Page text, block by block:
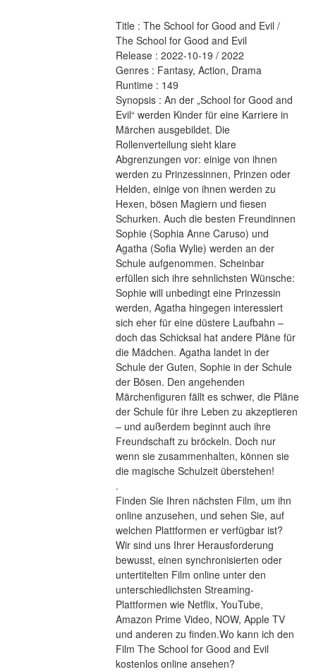
Title : The School for Good and Evil /
The School for Good and Evil
Release : 2022-10-19 / 2022
Genres : Fantasy, Action, Drama
Runtime : 149
Synopsis : An der „School for Good and
Evil“ werden Kinder für eine Karriere in
Märchen ausgebildet. Die
Rollenverteilung sieht klare
Abgrenzungen vor: einige von ihnen
werden zu Prinzessinnen, Prinzen oder
Helden, einige von ihnen werden zu
Hexen, bösen Magiern und fiesen
Schurken. Auch die besten Freundinnen
Sophie (Sophia Anne Caruso) und
Agatha (Sofia Wylie) werden an der
Schule aufgenommen. Scheinbar
erfüllen sich ihre sehnlichsten Wünsche:
Sophie will unbedingt eine Prinzessin
werden, Agatha hingegen interessiert
sich eher für eine düstere Laufbahn –
doch das Schicksal hat andere Pläne für
die Mädchen. Agatha landet in der
Schule der Guten, Sophie in der Schule
der Bösen. Den angehenden
Märchenfiguren fällt es schwer, die Pläne
der Schule für ihre Leben zu akzeptieren
– und außerdem beginnt auch ihre
Freundschaft zu bröckeln. Doch nur
wenn sie zusammenhalten, können sie
die magische Schulzeit überstehen!
.
Finden Sie Ihren nächsten Film, um ihn
online anzusehen, und sehen Sie, auf
welchen Plattformen er verfügbar ist?
Wir sind uns Ihrer Herausforderung
bewusst, einen synchronisierten oder
untertitelten Film online unter den
unterschiedlichsten Streaming-
Plattformen wie Netflix, YouTube,
Amazon Prime Video, NOW, Apple TV
und anderen zu finden.Wo kann ich den
Film The School for Good and Evil
kostenlos online ansehen?